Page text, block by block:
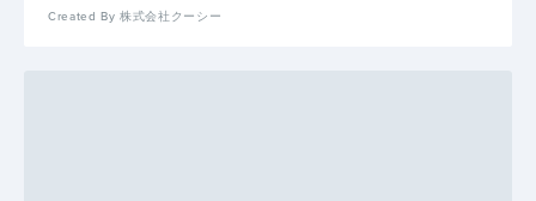
Created By 株式会社クーシー